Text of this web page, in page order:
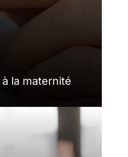
la maternité